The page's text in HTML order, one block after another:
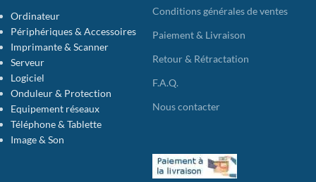
Ordinateur
Périphériques & Accessoires
Imprimante & Scanner
Serveur
Logiciel
Onduleur & Protection
Equipement réseaux
Téléphone & Tablette
Image & Son
Conditions générales de ventes
Paiement & Livraison
Retour & Rétractation
F.A.Q.
Nous contacter